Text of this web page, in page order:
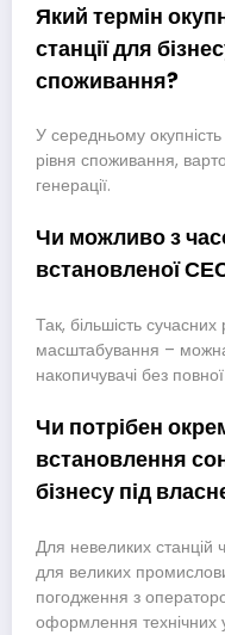
Який термін
станції для
споживання?
У середньому
рівня споживання,
генерації.
Чи можливо з
встановленої
Так, більшість
масштабування –
накопичувачі без
Чи потрібен
встановлення
бізнесу під
Для невеликих станцій
для великих
погодження з
оформлення технічних